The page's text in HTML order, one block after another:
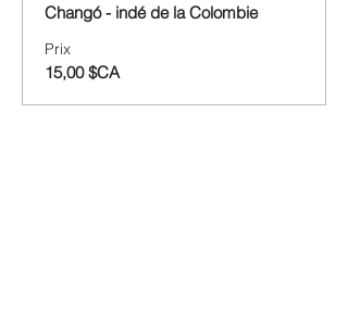
Changó - indé de la Colombie
Prix
15,00 $CA